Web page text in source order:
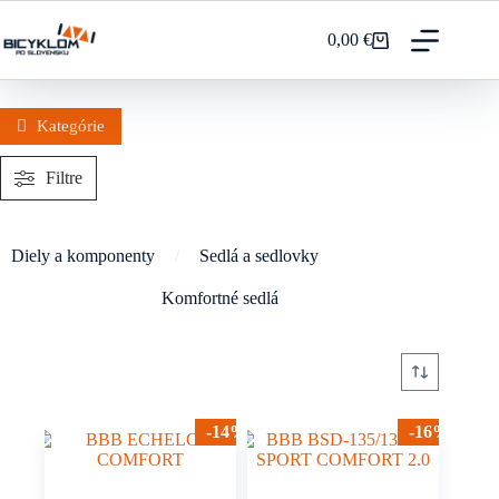
obsah
Nákupný
0,00€
Diely a komponenty Sedlá a sedlovky
Komfortné sedlá
-14% -16%
Kategórie
Filtre